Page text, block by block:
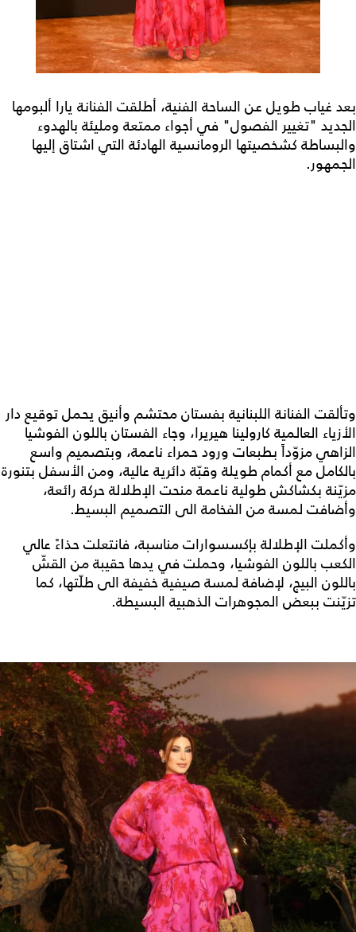
بعد غياب طويل عن الساحة الفنية، أطلقت الفنانة يارا ألبومها
الجديد "تغيير الفصول" في أجواء ممتعة ومليئة بالهدوء
والبساطة كشخصيتها الرومانسية الهادئة التي اشتاق إليها
الجمهور.
وتألقت الفنانة اللبنانية بفستان محتشم وأنيق يحمل توقيع دار
الأزياء العالمية كارولينا هيريرا، وجاء الفستان باللون الفوشيا
الزاهي مزوّداً بطبعات ورود حمراء ناعمة، وبتصميم واسع
بالكامل مع أكمام طويلة وقبّة دائرية عالية، ومن الأسفل بتنورة
مزيّنة بكشاكش طولية ناعمة منحت الإطلالة حركة رائعة،
وأضافت لمسة من الفخامة الى التصميم البسيط.
وأكملت الإطلالة بإكسسوارات مناسبة، فانتعلت حذاءً عالي
الكعب باللون الفوشيا، وحملت في يدها حقيبة من القشّ
باللون البيج، لإضافة لمسة صيفية خفيفة الى طلّتها، كما
تزيّنت ببعض المجوهرات الذهبية البسيطة.